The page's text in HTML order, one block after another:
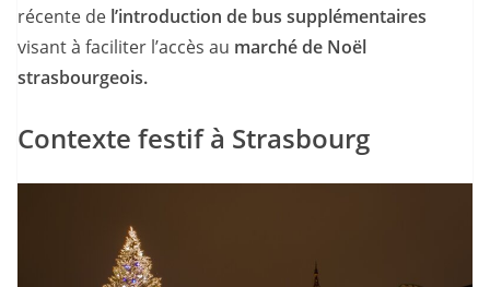
récente de l’introduction de bus supplémentaires
visant à faciliter l’accès au marché de Noël
strasbourgeois.
Contexte festif à Strasbourg